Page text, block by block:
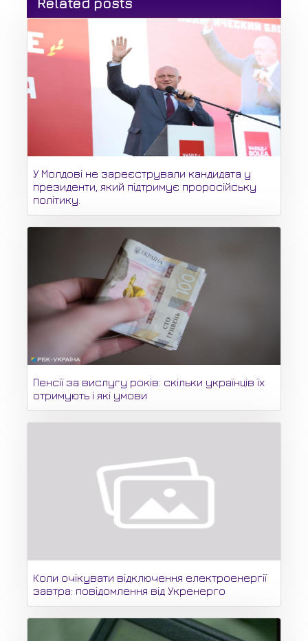
Related posts
У Молдові не зареєстрували кандидата у
президенти, який підтримує проросійську
політику.
Пенсії за вислугу років: скільки українців їх
отримують і які умови
Коли очікувати відключення електроенергії
завтра: повідомлення від Укренерго